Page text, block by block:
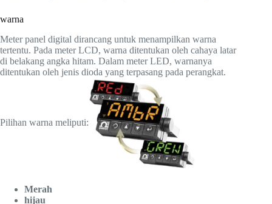
warna
Meter panel digital dirancang untuk menampilkan warna
tertentu. Pada meter LCD, warna ditentukan oleh cahaya latar
di belakang angka hitam. Dalam meter LED, warnanya
ditentukan oleh jenis dioda yang terpasang pada perangkat.
Pilihan warna meliputi:
Merah
hijau